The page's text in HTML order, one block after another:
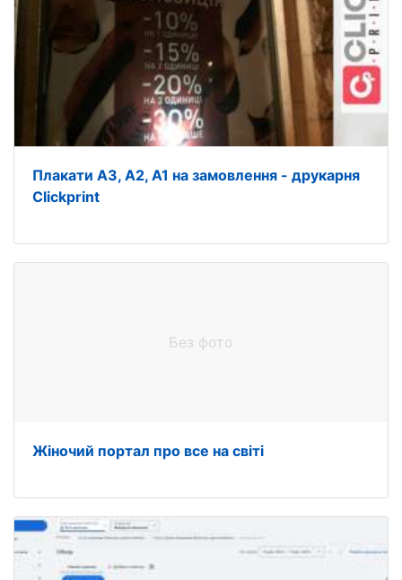
Плакати А3, А2, А1 на замовлення - друкарня
Clickprint
Без фото
Жіночий портал про все на світі